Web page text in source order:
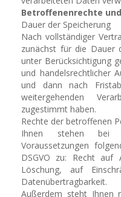
Betroffenenrechte
Dauer der Speicherung
Nach vollständiger
zunächst für die Dauer
unter Berücksichtigung
und handelsrechtlicher
und dann nach
weitergehenden
zugestimmt haben.
Rechte der betroffenen
Ihnen stehen bei
Voraussetzungen
DSGVO zu: Recht auf
Löschung, auf
Datenübertragbarkeit.
Außerdem steht Ihnen